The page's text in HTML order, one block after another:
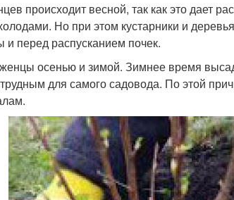
происходит весной, так как это дает
Но при этом кустарники и
и перед распусканием почек.
осенью и зимой. Зимнее время
для самого садовода. По этой